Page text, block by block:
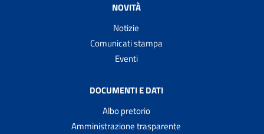
NOVITÀ
Notizie
Comunicati stampa
Eventi
DOCUMENTI E DATI
Albo pretorio
Amministrazione trasparente